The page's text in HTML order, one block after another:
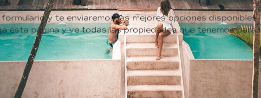
formulario y te enviaremos las mejores opciones disponibles.
esta página y ve todas las propiedades que tenemos para